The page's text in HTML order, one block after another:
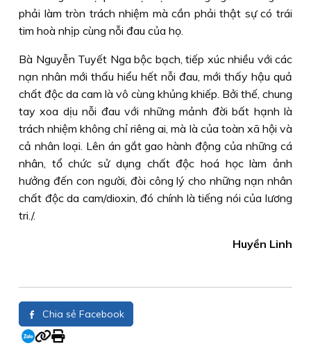
phải làm tròn trách nhiệm mà cần phải thật sự có trái
tim hoà nhịp cùng nỗi đau của họ.
Bà Nguyễn Tuyết Nga bộc bạch, tiếp xúc nhiều với các
nạn nhân mới thấu hiểu hết nỗi đau, mới thấy hậu quả
chất độc da cam là vô cùng khủng khiếp. Bởi thế, chung
tay xoa dịu nỗi đau với những mảnh đời bất hạnh là
trách nhiệm không chỉ riêng ai, mà là của toàn xã hội và
cả nhân loại. Lên án gắt gao hành động của những cá
nhân, tổ chức sử dụng chất độc hoá học làm ảnh
hưởng đến con người, đòi công lý cho những nạn nhân
chất độc da cam/dioxin, đó chính là tiếng nói của lương
tri./.
Huyền Linh
Chia sẻ Facebook